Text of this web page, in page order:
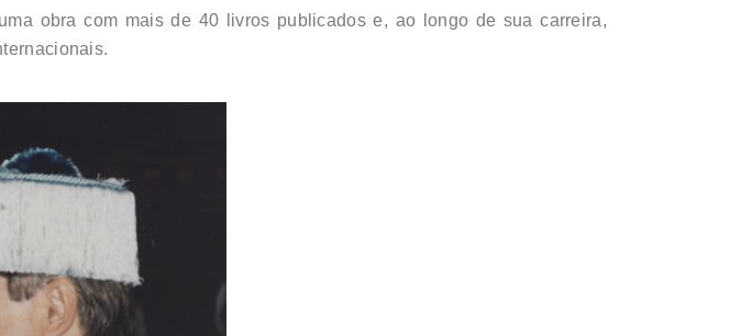
obra com mais de 40 livros publicados e, ao longo de sua carreira,